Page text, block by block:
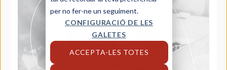
per no fer-ne un seguiment.
CONFIGURACIÓ DE LES
GALETES
ACCEPTA-LES TOTES